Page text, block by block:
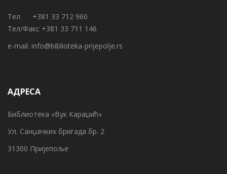
Тел +381 33 712 960
Тел/Факс +381 33 711 146
e-mail: info@biblioteka-prijepolje.rs
АДРЕСА
Библиотека «Вук Караџић»
Ул. Санџачких бригада бр. 2
31300 Пријепоље